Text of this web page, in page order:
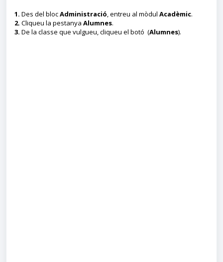
1. Des del blocAdministració, entreu al mòdul Acadèmic.
2. Cliqueu la pestanya Alumnes.
3. De la classe que vulgueu, cliqueu el botó (Alumnes).